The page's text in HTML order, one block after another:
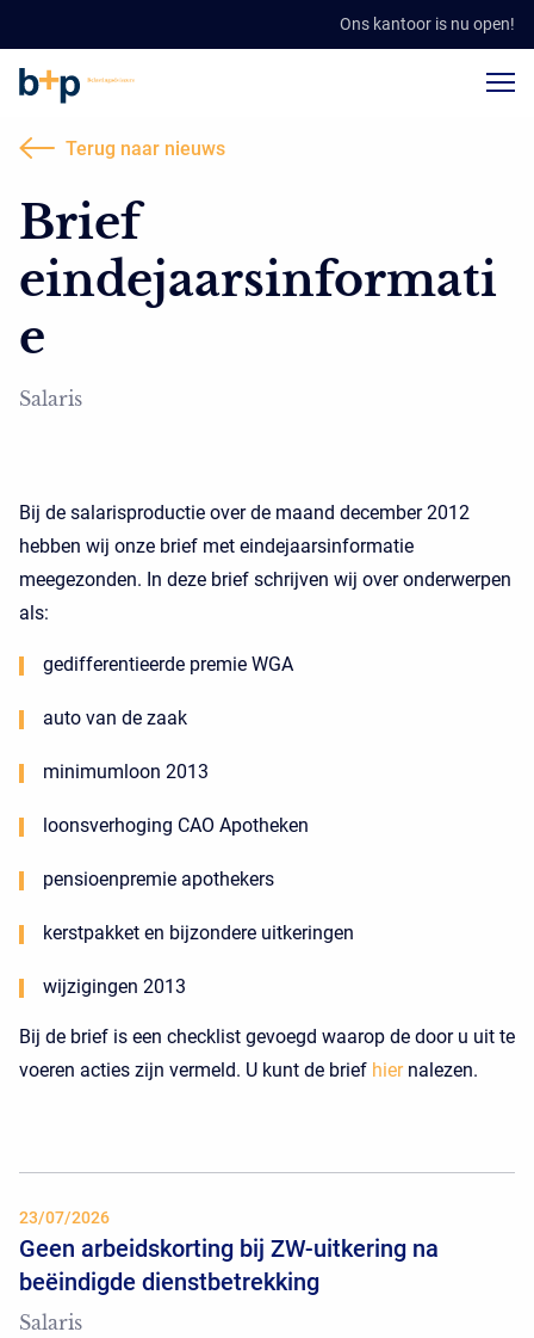
Ons kantoor is nu open!
Terug naar nieuws
Brief
eindejaarsinformati
e
Salaris
Bij de salarisproductie over de maand december 2012
hebben wij onze brief met eindejaarsinformatie
meegezonden. In deze brief schrijven wij over onderwerpen
als:
gedifferentieerde premie WGA
auto van de zaak
minimumloon 2013
loonsverhoging CAO Apotheken
pensioenpremie apothekers
kerstpakket en bijzondere uitkeringen
wijzigingen 2013
Bij de brief is een checklist gevoegd waarop de door u uit te
voeren acties zijn vermeld. U kunt de brief hiernalezen.
23/07/2026
Geen arbeidskorting bij ZW-uitkering na
beëindigde dienstbetrekking
Salaris